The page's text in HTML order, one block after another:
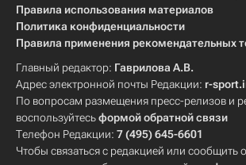
Правила использования материалов
Политика конфиденциальности
Правила применения рекомендательных
Главный редактор: Гаврилова А.В.
Адрес электронной почты Редакции: r-
По вопросам размещения пресс-релизов и
воспользуйтесьформой обратной связи
Телефон Редакции: 7 (495) 645-6601
Чтобы связаться с редакцией или сообщить